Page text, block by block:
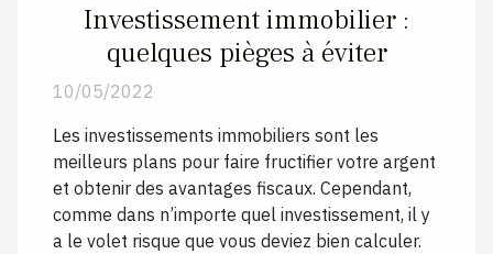
Investissement immobilier :
quelques pièges à éviter
10/05/2022
Les investissements immobiliers sont les
meilleurs plans pour faire fructifier votre argent
et obtenir des avantages fiscaux. Cependant,
comme dans n’importe quel investissement, il y
a le volet risque que vous deviez bien calculer.